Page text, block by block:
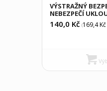
VÝSTRAŽNÝ
NEBEZPEČÍ
140,0 Kč (169,4Kč